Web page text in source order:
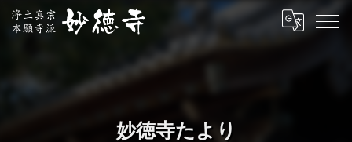
妙徳寺たより